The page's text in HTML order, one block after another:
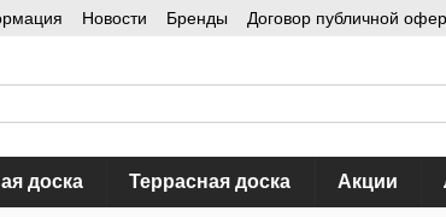
Новости Бренды Договор публичной
доска Террасная доска Акции